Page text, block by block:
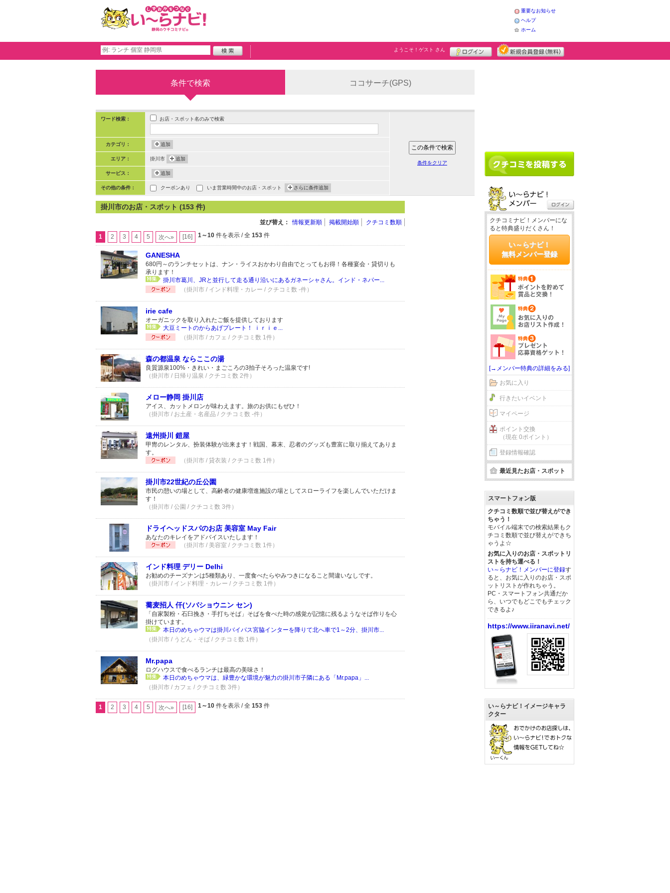
重要なお知らせ
ヘルプ
ホーム
ようこそ！ ゲスト さん
条件で検索 ココサーチ(GPS)
ワード検索： お店・スポット名のみで検索
カテゴリ： 追加
エリア： 掛川市 追加
サービス： 追加
その他の条件： クーポンあり いま営業時間中のお店・スポット さらに条件追加
条件をクリア
掛川市のお店・スポット (153 件)
並び替え： 情報更新順 掲載開始順 クチコミ数順
1 2 3 4 5 次へ» [16] 1～10 件を表示 / 全 153 件
GANESHA
680円～のランチセットは、ナン・ライスおかわり自由でとってもお得！各種宴会・貸切りも
承ります！
掛川市葛川、JRと並行して走る通り沿いにあるガネーシャさん。インド・ネパー...
（掛川市 / インド料理・カレー / クチコミ数 -件）
irie cafe
オーガニックを取り入れたご飯を提供しております
大豆ミートのからあげプレート！ ｉｒｉｅ...
（掛川市 / カフェ / クチコミ数 1件）
森の都温泉 ならここの湯
良質源泉100%・きれい・まごころの3拍子そろった温泉です!
（掛川市 / 日帰り温泉 / クチコミ数 2件）
メロー静岡 掛川店
アイス、カットメロンが味わえます。旅のお供にもぜひ！
（掛川市 / お土産・名産品 / クチコミ数 -件）
遠州掛川 鎧屋
甲冑のレンタル、扮装体験が出来ます！戦国、幕末、忍者のグッズも豊富に取り揃えてありま
す。
（掛川市 / 貸衣装 / クチコミ数 1件）
掛川市22世紀の丘公園
市民の憩いの場として、高齢者の健康増進施設の場としてスローライフを楽しんでいただけま
す！
（掛川市 / 公園 / クチコミ数 3件）
ドライヘッドスパのお店 美容室 May Fair
あなたのキレイをアドバイスいたします！
（掛川市 / 美容室 / クチコミ数 1件）
インド料理 デリー Delhi
お勧めのチーズナンは5種類あり、一度食べたらやみつきになること間違いなしです。
（掛川市 / インド料理・カレー / クチコミ数 1件）
蕎麦招人 仟(ソバショウニン セン)
「自家製粉・石臼挽き・手打ちそば」そばを食べた時の感覚が記憶に残るようなそば作りを心
掛けています。
本日のめちゃウマは掛川バイパス宮脇インターを降りて北へ車で1～2分、掛川市...
（掛川市 / うどん・そば / クチコミ数 1件）
Mr.papa
ログハウスで食べるランチは最高の美味さ！
本日のめちゃウマは、緑豊かな環境が魅力の掛川市子隣にある「Mr.papa」...
（掛川市 / カフェ / クチコミ数 3件）
1 2 3 4 5 次へ» [16] 1～10 件を表示 / 全 153 件
クチコミナビ！メンバーにな
ると特典盛りだくさん！
い～らナビ！
無料メンバー登録
[→メンバー特典の詳細をみる]
お気に入り
行きたいイベント
マイページ
ポイント交換
（現在 0ポイント）
登録情報確認
最近見たお店・スポット
スマートフォン版
クチコミ数順で並び替えができ
ちゃう！
モバイル端末での検索結果もク
チコミ数順で並び替えができち
ゃうよ☆
お気に入りのお店・スポットリ
ストを持ち運べる！
い～らナビ！メンバーに登録す
ると、お気に入りのお店・スポ
ットリストが作れちゃう。
PC・スマートフォン共通だか
ら、いつでもどこでもチェック
できるよ♪
https://www.iiranavi.net/
い～らナビ！イメージキャラ
クター